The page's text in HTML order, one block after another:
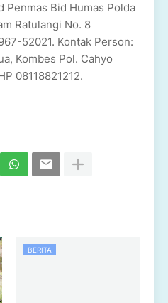
Penmas Bid Humas Polda
Ratulangi No. 8
52021. Kontak Person:
Kombes Pol. Cahyo
08118821212.
BERITA